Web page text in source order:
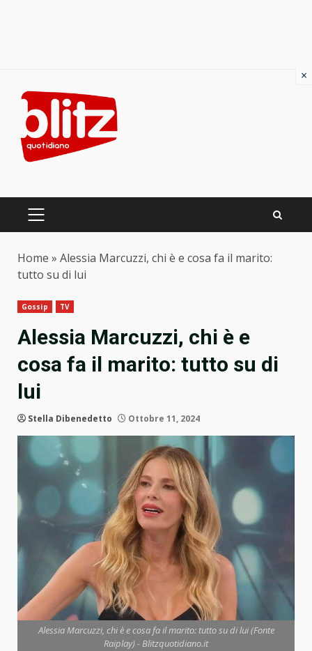
content
PRIMARY
Home » Alessia Marcuzzi, chi è e cosa fa il marito:
tutto su di lui
Gossip TV
Alessia Marcuzzi, chi è e
cosa fa il marito: tutto su di
lui
Stella Dibenedetto Ottobre 11, 2024
Alessia Marcuzzi, chi è e cosa fa il marito: tutto su di lui (Fonte
Raiplay) - Blitzquotidiano.it
×